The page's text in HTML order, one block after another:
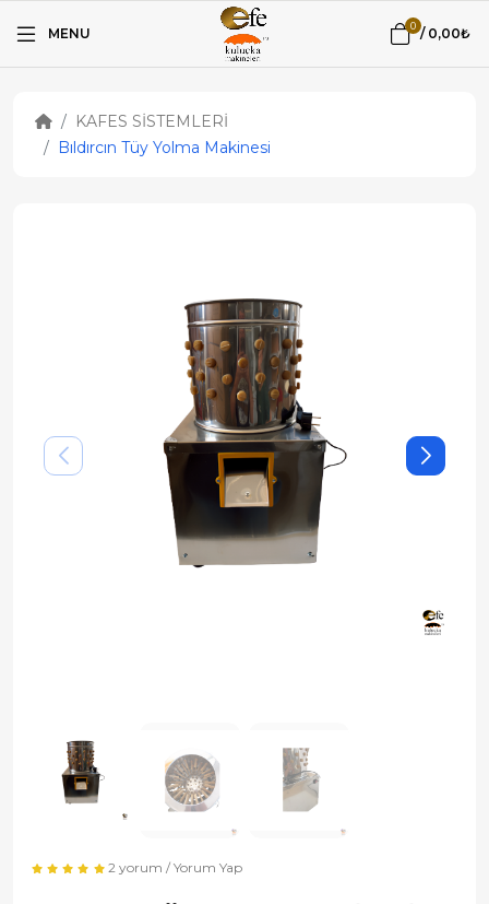
MENU 0 / 0,00₺
KAFES SİSTEMLERİ
Bıldırcın Tüy Yolma Makinesi
2 yorum /Yorum Yap